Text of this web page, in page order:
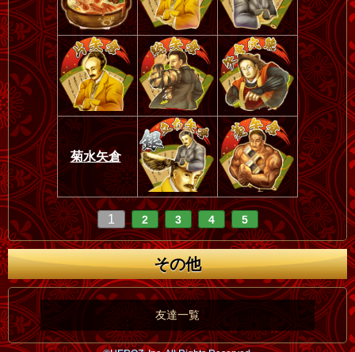
菊水矢倉
1 2 3 4 5
その他
友達一覧